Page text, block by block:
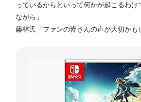
っているからといって何かが起こるわけ
ながら」
藤林氏「ファンの皆さんの声が大切かも